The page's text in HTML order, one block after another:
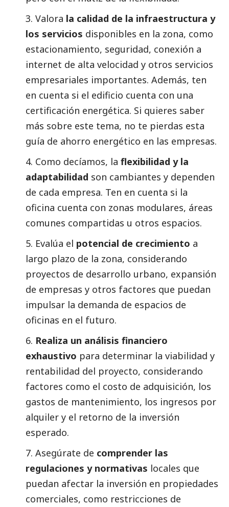
3. Valora la calidad de la infraestructura y
los servicios disponibles en la zona, como
estacionamiento, seguridad, conexión a
internet de alta velocidad y otros servicios
empresariales importantes. Además, ten
en cuenta si el edificio cuenta con una
certificación energética. Si quieres saber
más sobre este tema, no te pierdas esta
guía de ahorro energético en las empresas.
4. Como decíamos, la flexibilidad y la
adaptabilidad son cambiantes y dependen
de cada empresa. Ten en cuenta si la
oficina cuenta con zonas modulares, áreas
comunes compartidas u otros espacios.
5. Evalúa el potencial de crecimiento a
largo plazo de la zona, considerando
proyectos de desarrollo urbano, expansión
de empresas y otros factores que puedan
impulsar la demanda de espacios de
oficinas en el futuro.
6. Realiza un análisis financiero
exhaustivo para determinar la viabilidad y
rentabilidad del proyecto, considerando
factores como el costo de adquisición, los
gastos de mantenimiento, los ingresos por
alquiler y el retorno de la inversión
esperado.
7. Asegúrate de comprender las
regulaciones y normativas locales que
puedan afectar la inversión en propiedades
comerciales, como restricciones de